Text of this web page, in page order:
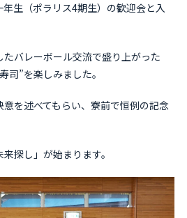
生（ポラリス4期生）の歓迎会と入
バレーボール交流で盛り上がった
司”を楽しみました。
を述べてもらい、寮前で恒例の記念
探し」が始まります。